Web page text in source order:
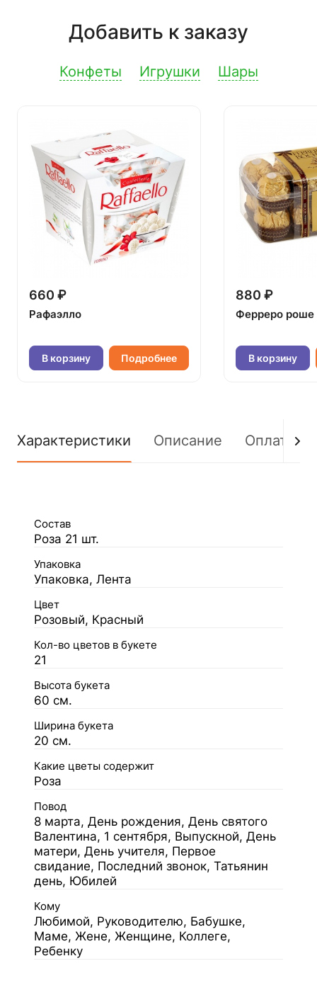
Добавить к заказу
Конфеты Игрушки Шары
660 ₽
Рафаэлло
В корзину Подробнее
880 ₽
Ферреро роше
В корзину
Характеристики Описание Оплата
Состав
Роза 21 шт.
Упаковка
Упаковка, Лента
Цвет
Розовый, Красный
Кол-во цветов в букете
21
Высота букета
60 см.
Ширина букета
20 см.
Какие цветы содержит
Роза
Повод
8 марта, День рождения, День святого
Валентина, 1 сентября, Выпускной, День
матери, День учителя, Первое
свидание, Последний звонок, Татьянин
день, Юбилей
Кому
Любимой, Руководителю, Бабушке,
Маме, Жене, Женщине, Коллеге,
Ребенку